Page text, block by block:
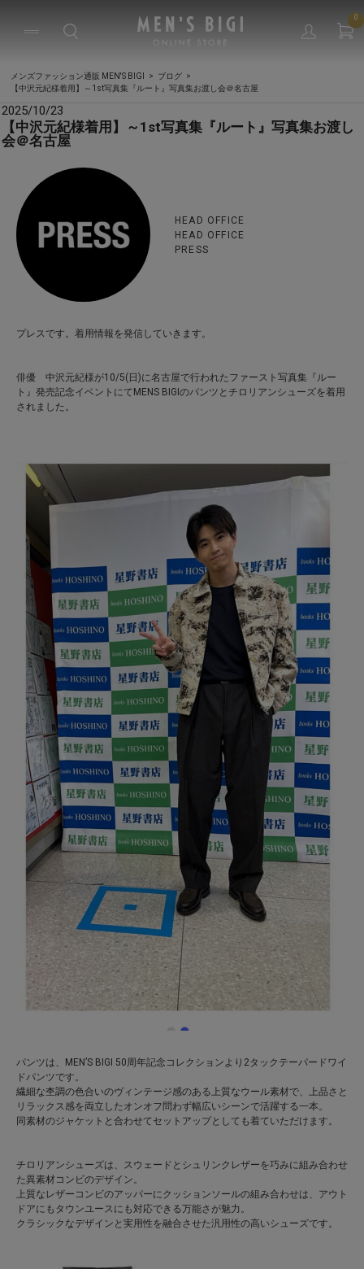
0
メンズファッション通販 MEN'S BIGI
ブログ
【中沢元紀様着用】～1st写真集『ルート』写真集お渡し会＠名古屋
2025/10/23
【中沢元紀様着用】～1st写真集『ルート』写真集お渡し
会＠名古屋
HEAD OFFICE
HEAD OFFICE
PRESS
プレスです。着用情報を発信していきます。
俳優 中沢元紀様が10/5(日)に名古屋で行われたファースト写真集『ルー
ト』発売記念イベントにてMENS BIGIのパンツとチロリアンシューズを着用
されました。
パンツは、MEN’S BIGI 50周年記念コレクションより2タックテーパードワイ
ドパンツです。
繊細な杢調の色合いのヴィンテージ感のある上質なウール素材で、上品さと
リラックス感を両立したオンオフ問わず幅広いシーンで活躍する一本。
同素材のジャケットと合わせてセットアップとしても着ていただけます。
チロリアンシューズは、スウェードとシュリンクレザーを巧みに組み合わせ
た異素材コンビのデザイン。
上質なレザーコンビのアッパーにクッションソールの組み合わせは、アウト
ドアにもタウンユースにも対応できる万能さが魅力。
クラシックなデザインと実用性を融合させた汎用性の高いシューズです。